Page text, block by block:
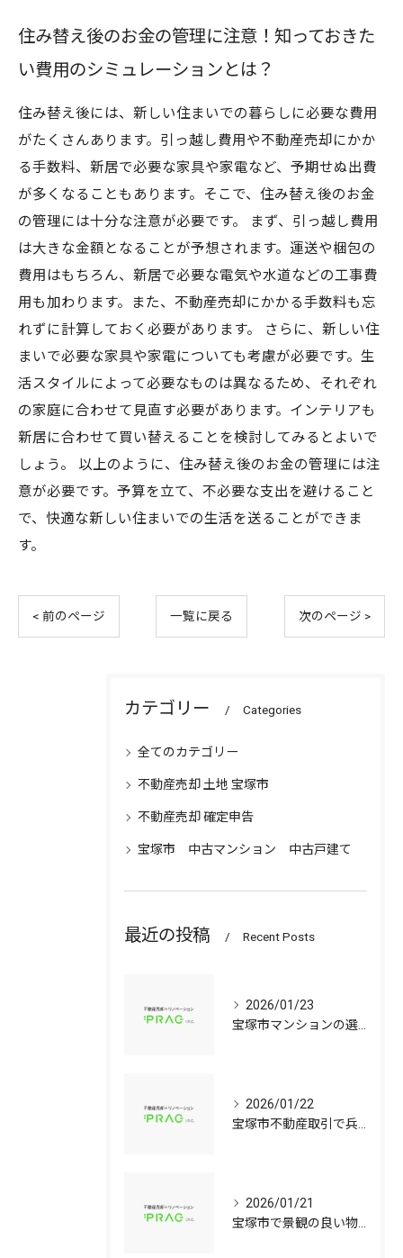
住み替え後のお金の管理に注意！知っておきた
い費用のシミュレーションとは？
住み替え後には、新しい住まいでの暮らしに必要な費用
がたくさんあります。引っ越し費用や不動産売却にかか
る手数料、新居で必要な家具や家電など、予期せぬ出費
が多くなることもあります。そこで、住み替え後のお金
の管理には十分な注意が必要です。 まず、引っ越し費用
は大きな金額となることが予想されます。運送や梱包の
費用はもちろん、新居で必要な電気や水道などの工事費
用も加わります。また、不動産売却にかかる手数料も忘
れずに計算しておく必要があります。 さらに、新しい住
まいで必要な家具や家電についても考慮が必要です。生
活スタイルによって必要なものは異なるため、それぞれ
の家庭に合わせて見直す必要があります。インテリアも
新居に合わせて買い替えることを検討してみるとよいで
しょう。 以上のように、住み替え後のお金の管理には注
意が必要です。予算を立て、不必要な支出を避けること
で、快適な新しい住まいでの生活を送ることができま
す。
< 前のページ 一覧に戻る 次のページ >
カテゴリー Categories
全てのカテゴリー
不動産売却 土地 宝塚市
不動産売却 確定申告
宝塚市 中古マンション 中古戸建て
最近の投稿 Recent Posts
2026/01/23
2026/01/22
2026/01/21